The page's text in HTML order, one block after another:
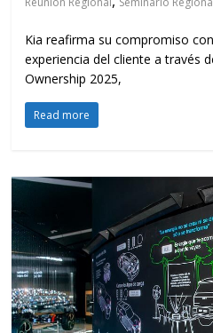
Kia reafirma su compromiso
experiencia del cliente a través
Ownership 2025,
Read more